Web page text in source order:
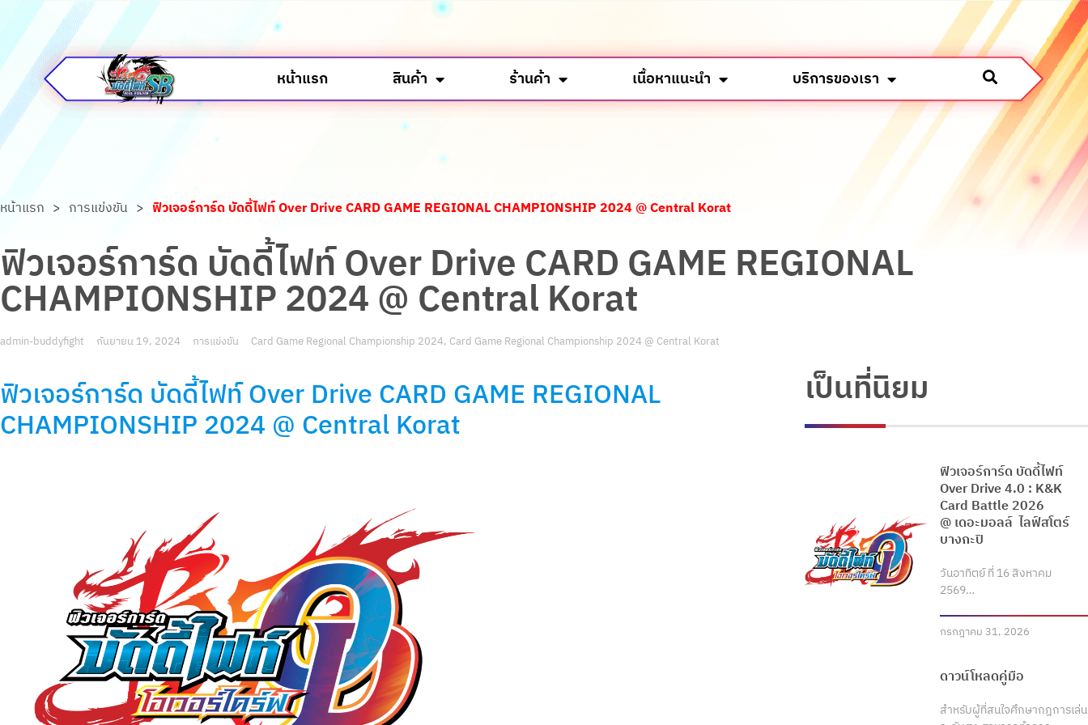
หน้าแรก สินค้า ร้านค้า เนื้อหาแนะนำ บริการของเรา
หน้าแรก > การแข่งขัน > ฟิวเจอร์การ์ด บัดดี้ไฟท์ Over Drive CARD GAME REGIONAL CHAMPIONSHIP 2024 @ Central Korat
ฟิวเจอร์การ์ด บัดดี้ไฟท์ Over Drive CARD GAME REGIONAL
CHAMPIONSHIP 2024 @ Central Korat
admin-buddyfight กันยายน 19, 2024 การแข่งขัน Card Game Regional Championship 2024, Card Game Regional Championship 2024 @ Central Korat
ฟิวเจอร์การ์ด บัดดี้ไฟท์ Over Drive CARD GAME REGIONAL
CHAMPIONSHIP 2024 @ Central Korat
เป็นที่นิยม
ฟิวเจอร์การ์ด บัดดี้ไฟท์
Over Drive 4.0 : K&K
Card Battle 2026
@ เดอะมอลล์ ไลฟ์สโตร์
บางกะปิ
วันอาทิตย์ ที่ 16 สิงหาคม
2569…
กรกฎาคม 31, 2026
ดาวน์โหลดคู่มือ
สำหรับผู้ที่สนใจศึกษากฎการเล่น